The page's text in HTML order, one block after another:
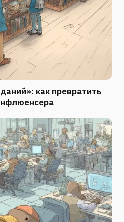
как превратить